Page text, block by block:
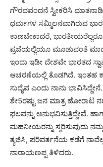
ಗೌರವವಂದನೆ ಸ್ವೀಕರಿಸಿ
ಧರ್ಮಗಳ ಸಮ್ಮಿಲನವಾಗಿರುವ
ಕಾಣಬೇಕಾದರೆ,
ಪ್ರಜೆಯಲ್ಲಿಯೂ ಮೂಡುವಂತೆ
ಇಂದು ಇಡೀ ದೇಶವೇ ಭಾರತದ
ಆಚರಣೆಯಲ್ಲಿ ತೊಡಗಿದೆ. ಇಂತಹ
ಸುದೈವ ಎಂದು ನಾನು
ಶೇ5ರಷ್ಟು ಜನ ಮಾತ್ರ ಹೋರಾಟ
ಫಲವನ್ನು ಅನುಭವಿಸುತ್ತಿದ್ದೇವೆ.
ಮಹನೀಯರನ್ನು ಸ್ಮರಿಸುವುದು
ತ್ಯಜಿಸಿ, ಪರಿವರ್ತನೆಯ ಕಡೆಗೆ
ನಾರಾಯಣಪ್ಪ ತಿಳಿದರು.